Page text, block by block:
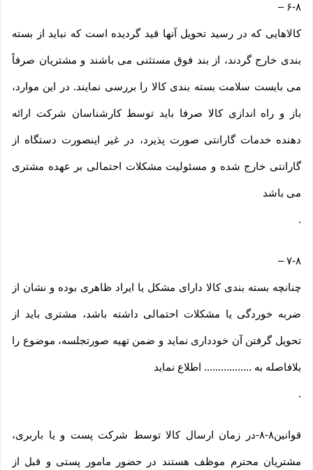
۶-۸ –
کالاهایی که در رسید تحویل آنها قید گردیده است که نباید از بسته
بندی خارج گردند، از بند فوق مستثنی می باشند و مشتریان صرفاً
می بایست سلامت بسته بندی کالا را بررسی نمایند. در این موارد،
باز و راه اندازی کالا صرفا باید توسط کارشناسان شرکت ارائه
دهنده خدمات گارانتی صورت پذیرد، در غیر اینصورت دستگاه از
گارانتی خارج شده و مسئولیت مشکلات احتمالی بر عهده مشتری
می باشد
.
۷-۸–
چنانچه بسته بندی کالا دارای مشکل یا ایراد ظاهری بوده و نشان از
ضربه خوردگی یا مشکلات احتمالی داشته باشد، مشتری باید از
تحویل گرفتن آن خودداری نماید و ضمن تهیه صورتجلسه، موضوع را
بلافاصله به ................. اطلاع نماید
.
قوانین۸-۸-در زمان ارسال کالا توسط شرکت پست و یا باربری،
مشتریان محترم موظف هستند در حضور مامور پستی و قبل از